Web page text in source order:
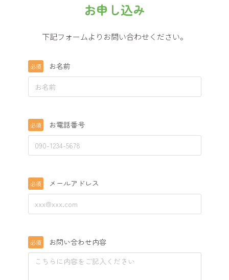
お申し込み
下記フォームよりお問い合わせください。
必須 お名前
必須 お電話番号
必須 メールアドレス
必須 お問い合わせ内容